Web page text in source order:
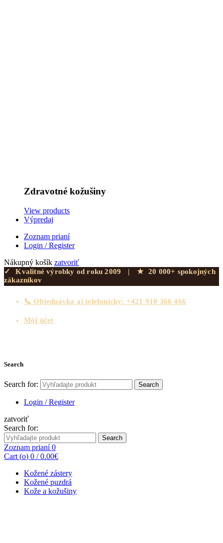
Zdravotné kožušiny
View products
Výpredaj
Zoznam prianí
Login / Register
Nákupný košík zatvoriť
✓ Kvalitné výrobky od roku 2009 | ★
20 000+ spokojných
zákazníkov
📞 Objednávka aj telefonicky: +421 910 366 466
Môj účet
Search
Search for: Search
Login / Register
zatvoriť
Search for:
Search
Zoznam prianí0
Cart (o) 0 / 0.00€
Kožené zástery
Kožené puzdrá
Kože a kožušiny